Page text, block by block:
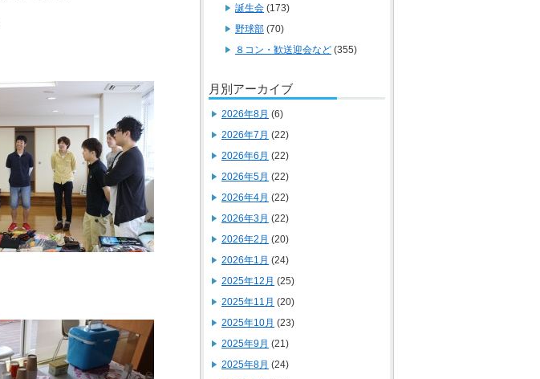
誕生会 (173)
野球部 (70)
８コン・歓送迎会など (355)
月別アーカイブ
2026年8月 (6)
2026年7月 (22)
2026年6月 (22)
2026年5月 (22)
2026年4月 (22)
2026年3月 (22)
2026年2月 (20)
2026年1月 (24)
2025年12月 (25)
2025年11月 (20)
2025年10月 (23)
2025年9月 (21)
2025年8月 (24)